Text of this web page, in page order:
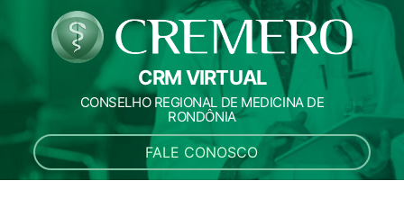
CRM VIRTUAL
CONSELHO REGIONAL DE MEDICINA DE
RONDÔNIA
FALE CONOSCO